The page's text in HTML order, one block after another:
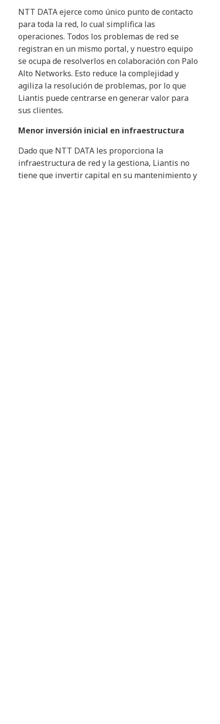
NTT DATA ejerce como único punto de contacto
para toda la red, lo cual simplifica las
operaciones. Todos los problemas de red se
registran en un mismo portal, y nuestro equipo
se ocupa de resolverlos en colaboración con Palo
Alto Networks. Esto reduce la complejidad y
agiliza la resolución de problemas, por lo que
Liantis puede centrarse en generar valor para
sus clientes.
Menor inversión inicial en infraestructura
Dado que NTT DATA les proporciona la
infraestructura de red y la gestiona, Liantis no
tiene que invertir capital en su mantenimiento y